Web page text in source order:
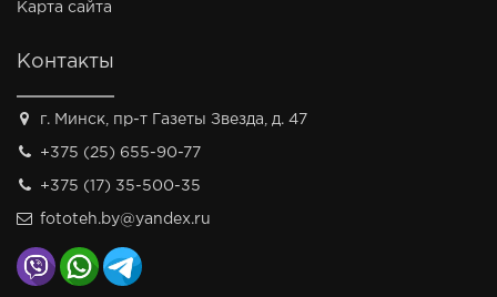
Карта сайта
Контакты
г. Минск, пр-т Газеты Звезда, д. 47
+375 (25) 655-90-77
+375 (17) 35-500-35
fototeh.by@yandex.ru